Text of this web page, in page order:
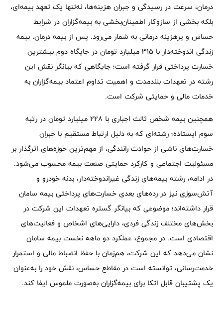
درمان، سرعت در رسیدگی و جبران هزینه‌ها، نه‌تنها یک تعهد بیمه‌ای،
بلکه بخشی از سازوکار اطمینان‌بخشی به بیمه‌گزاران در شرایط
حساس و پرهزینه درمانی به شمار می‌رود. پس از بیمه درمان، بیمه
زندگی اندوخته‌دار با 315 میلیارد تومان در جایگاه دوم بیشترین
خسارت پرداختی قرار گرفته است؛ جایگاهی که بیانگر نقش این
رشته در تعهدات بلندمدت و اهمیت تداوم اعتماد بیمه‌گزاران به
خدمات مالی و حمایتی شرکت است.
همچنین بیمه شخص ثالث اجباری با 228 میلیارد تومان در رتبه
سوم ایستاده؛ رشته‌ای که به دلیل ارتباط مستقیم با جبران
خسارت‌های ناشی از حوادث رانندگی، از مهم‌ترین حوزه‌های اثرگذار بر
مسئولیت اجتماعی و کارکرد حمایتی صنعت بیمه محسوب می‌شود.
در ادامه، رشته بیمه‌های زندگی غیراندوخته‌دار، بدنه خودرو و
آتش‌سوزی نیز در رده‌های بعدی خسارت‌های پرداختی بیمه سامان
قرار داشته‌اند؛ موضوعی که بیانگر گستره تعهدات این شرکت در
بخش‌های مختلف زندگی فردی، دارایی‌های اشخاص و فعالیت‌های
اقتصادی است. در مجموع، عملکرد دو ماهه نخست بیمه سامان
نشان می‌دهد که این شرکت، هم‌زمان با حفظ انضباط مالی و استمرار
خدمت‌رسانی، توانسته است در مقاطع حساس، نقش خود را به‌عنوان
یک پشتیبان قابل اتکا برای بیمه‌گزاران به‌صورت ملموس ایفا کند.